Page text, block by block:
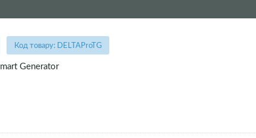
Код товару: DELTAProTG
Generator